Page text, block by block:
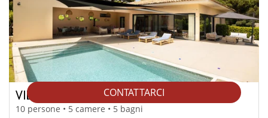
CONTATTARCI
VILLA TAMIA
10 persone • 5 camere • 5 bagni